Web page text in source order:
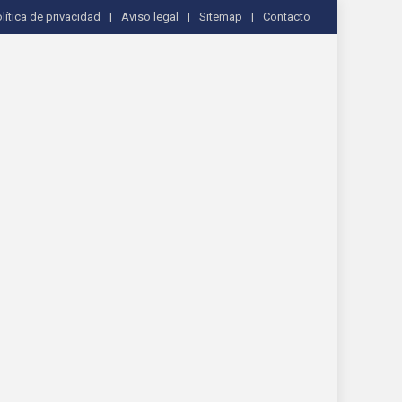
de privacidad Aviso legal Sitemap Contacto